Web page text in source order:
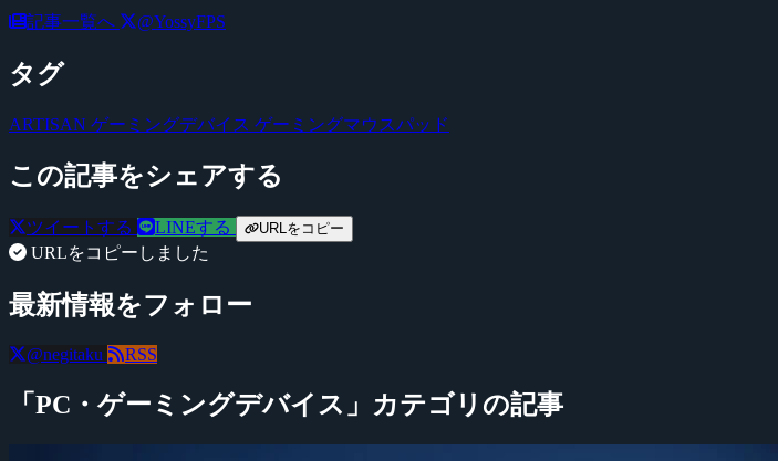
記事一覧へ @YossyFPS
タグ
ARTISAN ゲーミングデバイス ゲーミングマウスパッド
この記事をシェアする
ツイートする LINEする URLをコピー
URLをコピーしました
最新情報をフォロー
@negitaku RSS
「PC・ゲーミングデバイス」カテゴリの記事